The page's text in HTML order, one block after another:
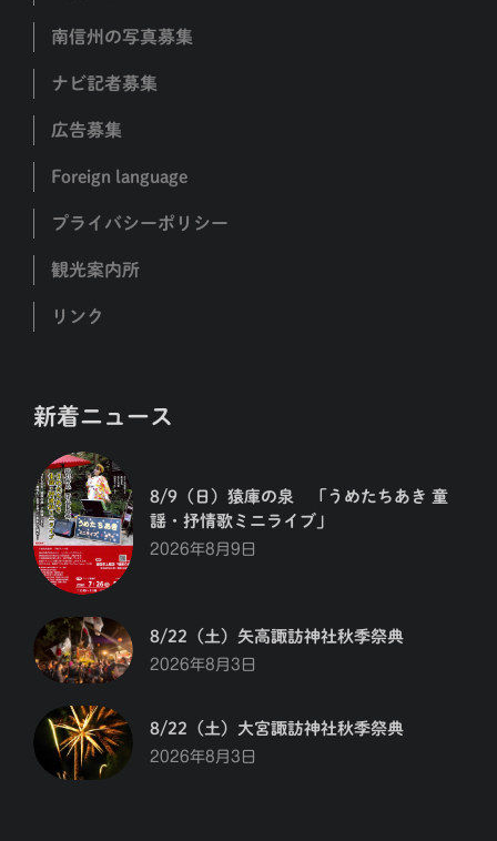
南信州の写真募集
ナビ記者募集
広告募集
Foreign language
プライバシーポリシー
観光案内所
リンク
新着ニュース
8/9（日）猿庫の泉 「うめたちあき 童
謡・抒情歌ミニライブ」
2026年8月9日
8/22（土）矢高諏訪神社秋季祭典
2026年8月3日
8/22（土）大宮諏訪神社秋季祭典
2026年8月3日